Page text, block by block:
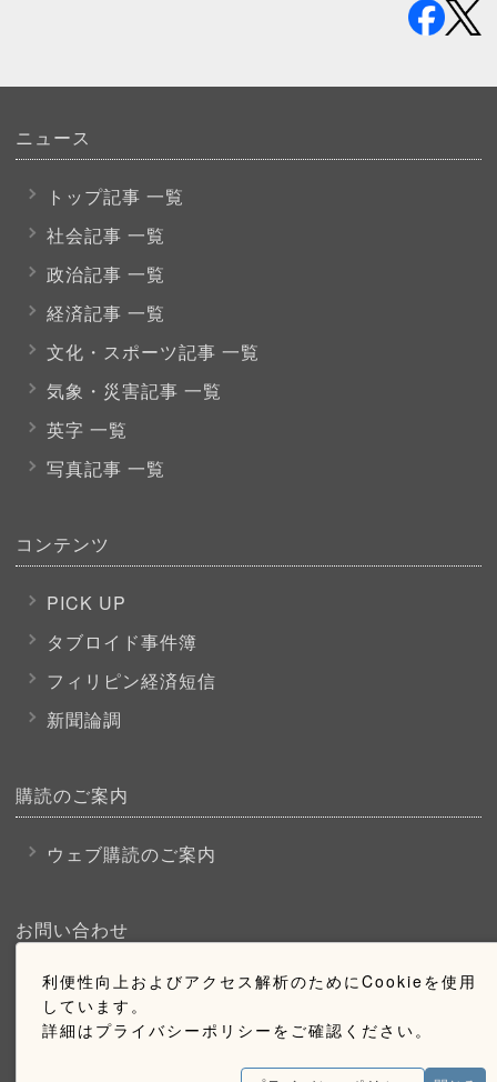
利便性向上およびアクセス解析のためにCookieを使用
しています。
詳細はプライバシーポリシーをご確認ください。
ニュース
トップ記事 一覧
社会記事 一覧
政治記事 一覧
経済記事 一覧
文化・スポーツ記事 一覧
気象・災害記事 一覧
英字 一覧
写真記事 一覧
コンテンツ
PICK UP
タブロイド事件簿
フィリピン経済短信
新聞論調
購読のご案内
ウェブ購読のご案内
お問い合わせ
採用情報
お問い合わせ